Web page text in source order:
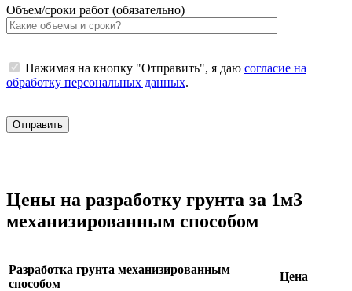
Объем/сроки работ (обязательно)
Нажимая на кнопку "Отправить", я даю согласие на
обработку персональных данных.
Цены на разработку грунта за 1м3
механизированным способом
Разработка грунта механизированным
способом
Цена